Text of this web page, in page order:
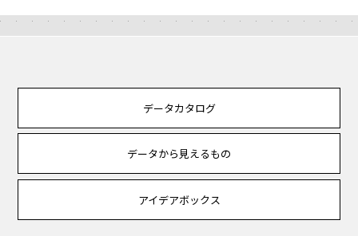
データカタログ
データから見えるもの
アイデアボックス